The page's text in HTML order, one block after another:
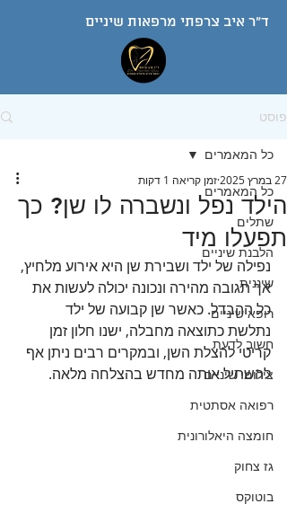
ד"ר איב צרפתי מרפאות שיניים
פוסט
כל המאמרים
שתלים
הלבנת שיניים
שיננית
רופא שיניים
חשוב לדעת
צילומי שיניים
רפואה אסתטית
חומצה היאלורונית
גז צחוק
בוטוקס
כל המאמרים
הילד נפל ונשברה לו שן? כך
תפעלו מיד
27 במרץ 2025 זמן קריאה 1 דקות
נפילה של ילד ושבירת שן היא אירוע מלחיץ,
אך תגובה מהירה ונכונה יכולה לעשות את
כל ההבדל. כאשר שן קבועה של ילד
נתלשת כתוצאה מחבלה, ישנו חלון זמן
קריטי להצלת השן, ובמקרים רבים ניתן אף
להשתיל אותה מחדש בהצלחה מלאה.